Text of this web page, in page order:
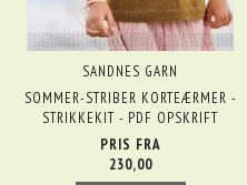
SANDNES GARN
SOMMER-STRIBER KORTEÆRMER -
STRIKKEKIT - PDF OPSKRIFT
PRIS FRA
230,00